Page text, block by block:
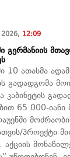
12:09
გერმანიის
10 ათასმა
გადადგომა
კაბინეტის
65 000-იანი
პროექტი
აქციის